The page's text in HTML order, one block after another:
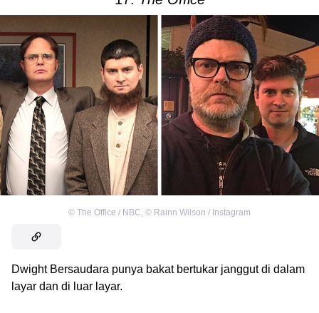
© The Office / NBC © Rainn Wilson / Instagram
Dwight Bersaudara punya bakat bertukar janggut di dalam
layar dan di luar layar.